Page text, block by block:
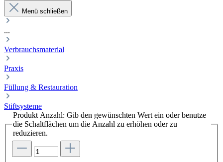
Menü schließen
...
Verbrauchsmaterial
Praxis
Füllung & Restauration
Stiftsysteme
Produkt Anzahl: Gib den gewünschten Wert ein oder benutze
die Schaltflächen um die Anzahl zu erhöhen oder zu
reduzieren.